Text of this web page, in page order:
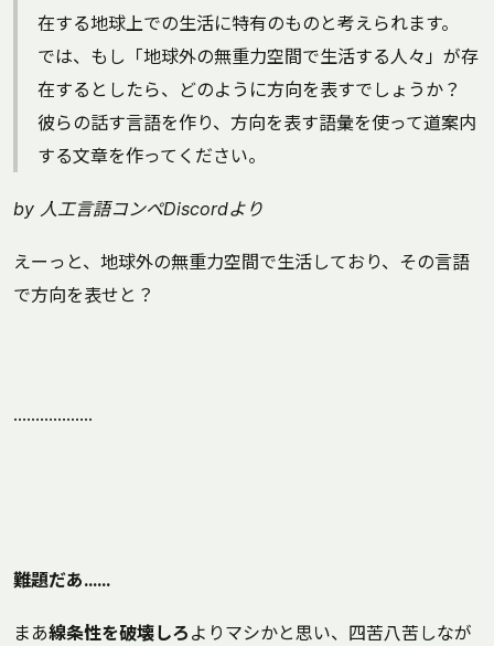
在する地球上での生活に特有のものと考えられます。
では、もし「地球外の無重力空間で生活する人々」が存
在するとしたら、どのように方向を表すでしょうか？
彼らの話す言語を作り、方向を表す語彙を使って道案内
する文章を作ってください。
by 人工言語コンペDiscordより
えーっと、地球外の無重力空間で生活しており、その言語
で方向を表せと？
………………
難題だあ……
まあ線条性を破壊しろ よりマシかと思い、四苦八苦しなが